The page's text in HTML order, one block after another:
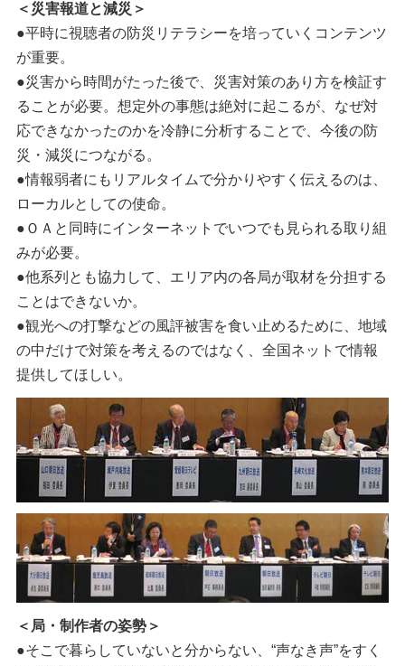
＜災害報道と減災＞
●平時に視聴者の防災リテラシーを培っていくコンテンツ
が重要。
●災害から時間がたった後で、災害対策のあり方を検証す
ることが必要。想定外の事態は絶対に起こるが、なぜ対
応できなかったのかを冷静に分析することで、今後の防
災・減災につながる。
●情報弱者にもリアルタイムで分かりやすく伝えるのは、
ローカルとしての使命。
●ＯＡと同時にインターネットでいつでも見られる取り組
みが必要。
●他系列とも協力して、エリア内の各局が取材を分担する
ことはできないか。
●観光への打撃などの風評被害を食い止めるために、地域
の中だけで対策を考えるのではなく、全国ネットで情報
提供してほしい。
＜局・制作者の姿勢＞
●そこで暮らしていないと分からない、“声なき声”をすく